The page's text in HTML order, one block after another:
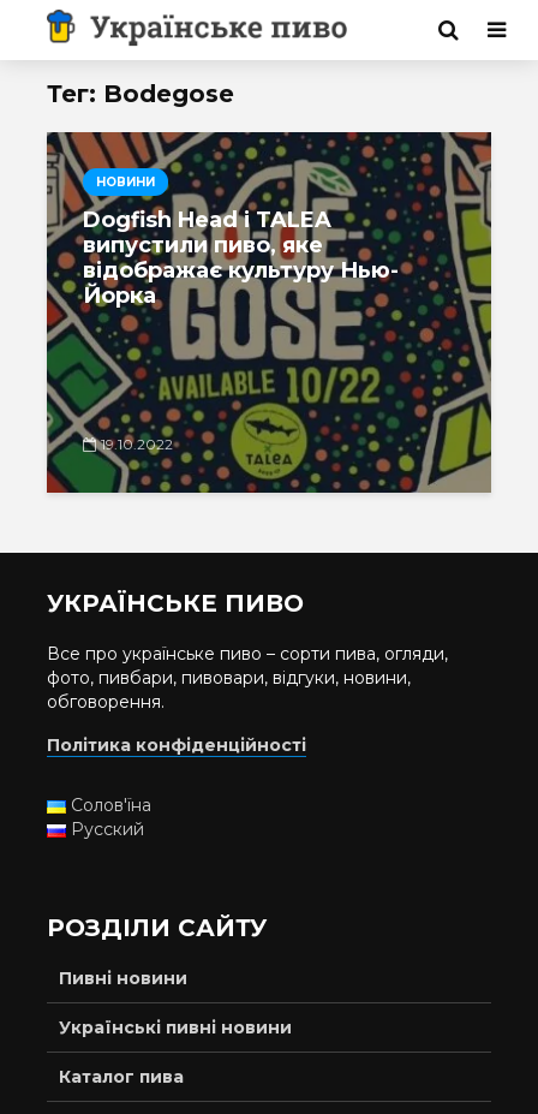
Тег: Bodegose
НОВИНИ
Dogfish Head і TALEA
випустили пиво, яке
відображає культуру Нью-
Йорка
19.10.2022
УКРАЇНСЬКЕ ПИВО
Все про українське пиво – сорти пива, огляди,
фото, пивбари, пивовари, відгуки, новини,
обговорення.
Політика конфіденційності
Солов'їна
Русский
РОЗДІЛИ САЙТУ
Пивні новини
Українські пивні новини
Каталог пива